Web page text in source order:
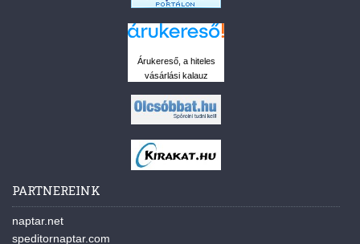
Árukereső, a hiteles
vásárlási kalauz
PARTNEREINK
naptar.net
speditornaptar.com